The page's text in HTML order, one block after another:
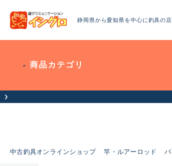
静岡県から愛知県を中心に釣具の
商品カテゴリ
中古釣具オンラインショップ 竿・ルアーロッド